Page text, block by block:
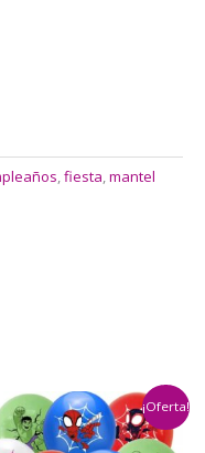
,fiesta,mantel
¡Oferta!